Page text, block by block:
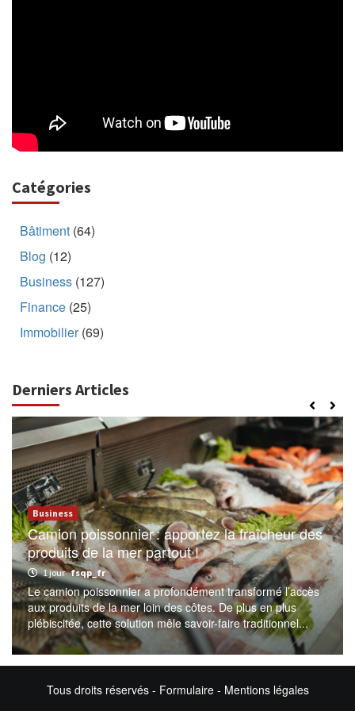
Catégories
Bâtiment (64)
Blog (12)
Business (127)
Finance (25)
Immobilier(69)
Derniers Articles
Business
Camion poissonnier : apportez la fraîcheur des
produits de la mer partout !
1 jour fsqp_fr
Le camion poissonnier a profondément transformé l’accès
aux produits de la mer loin des côtes. De plus en plus
plébiscitée, cette solution mêle savoir-faire traditionnel...
Tous droits réservés - Formulaire- Mentions légales